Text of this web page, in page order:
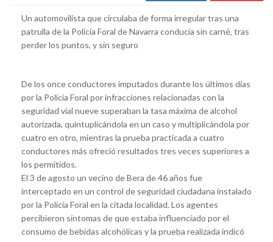
Un automovilista que circulaba de forma irregular tras una
patrulla de la Policía Foral de Navarra conducía sin carné, tras
perder los puntos, y sin seguro
De los once conductores imputados durante los últimos días
por la Policía Foral por infracciones relacionadas con la
seguridad vial nueve superaban la tasa máxima de alcohol
autorizada, quintuplicándola en un caso y multiplicándola por
cuatro en otro, mientras la prueba practicada a cuatro
conductores más ofreció resultados tres veces superiores a
los permitidos.
El 3 de agosto un vecino de Bera de 46 años fue
interceptado en un control de seguridad ciudadana instalado
por la Policía Foral en la citada localidad. Los agentes
percibieron síntomas de que estaba influenciado por el
consumo de bebidas alcohólicas y la prueba realizada indicó